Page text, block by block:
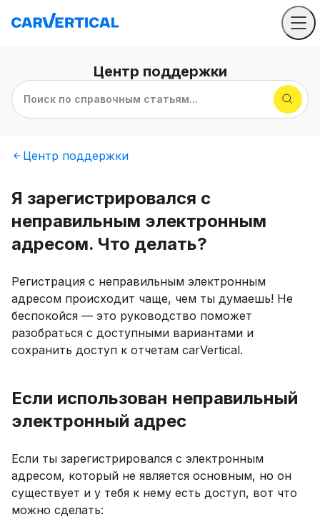
Центр поддержки
Поиск по справочным статьям...
Центр поддержки
Я зарегистрировался с
неправильным электронным
адресом. Что делать?
Регистрация с неправильным электронным
адресом происходит чаще, чем ты думаешь! Не
беспокойся — это руководство поможет
разобраться с доступными вариантами и
сохранить доступ к отчетам carVertical.
Если использован неправильный
электронный адрес
Если ты зарегистрировался с электронным
адресом, который не является основным, но он
существует и у тебя к нему есть доступ, вот что
можно сделать: